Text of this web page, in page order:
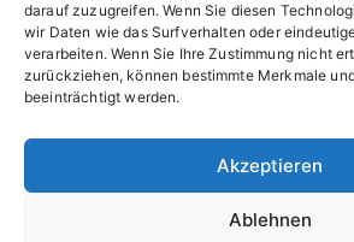
darauf zuzugreifen. Wenn Sie diesen
wir Daten wie das Surfverhalten oder
verarbeiten. Wenn Sie Ihre Zustimmung nicht
zurückziehen, können bestimmte Merkmale
beeinträchtigt werden.
Akzeptieren
Ablehnen
Domainvergabestelle.de